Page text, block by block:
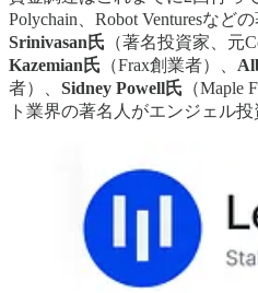
Polychain、Robot Venturesなど
Srinivasan氏 （著名投資家、元
Kazemian氏 （Frax創業者）、
者）、 Sidney Powell氏 （Maple
ト業界の著名人がエンジェル